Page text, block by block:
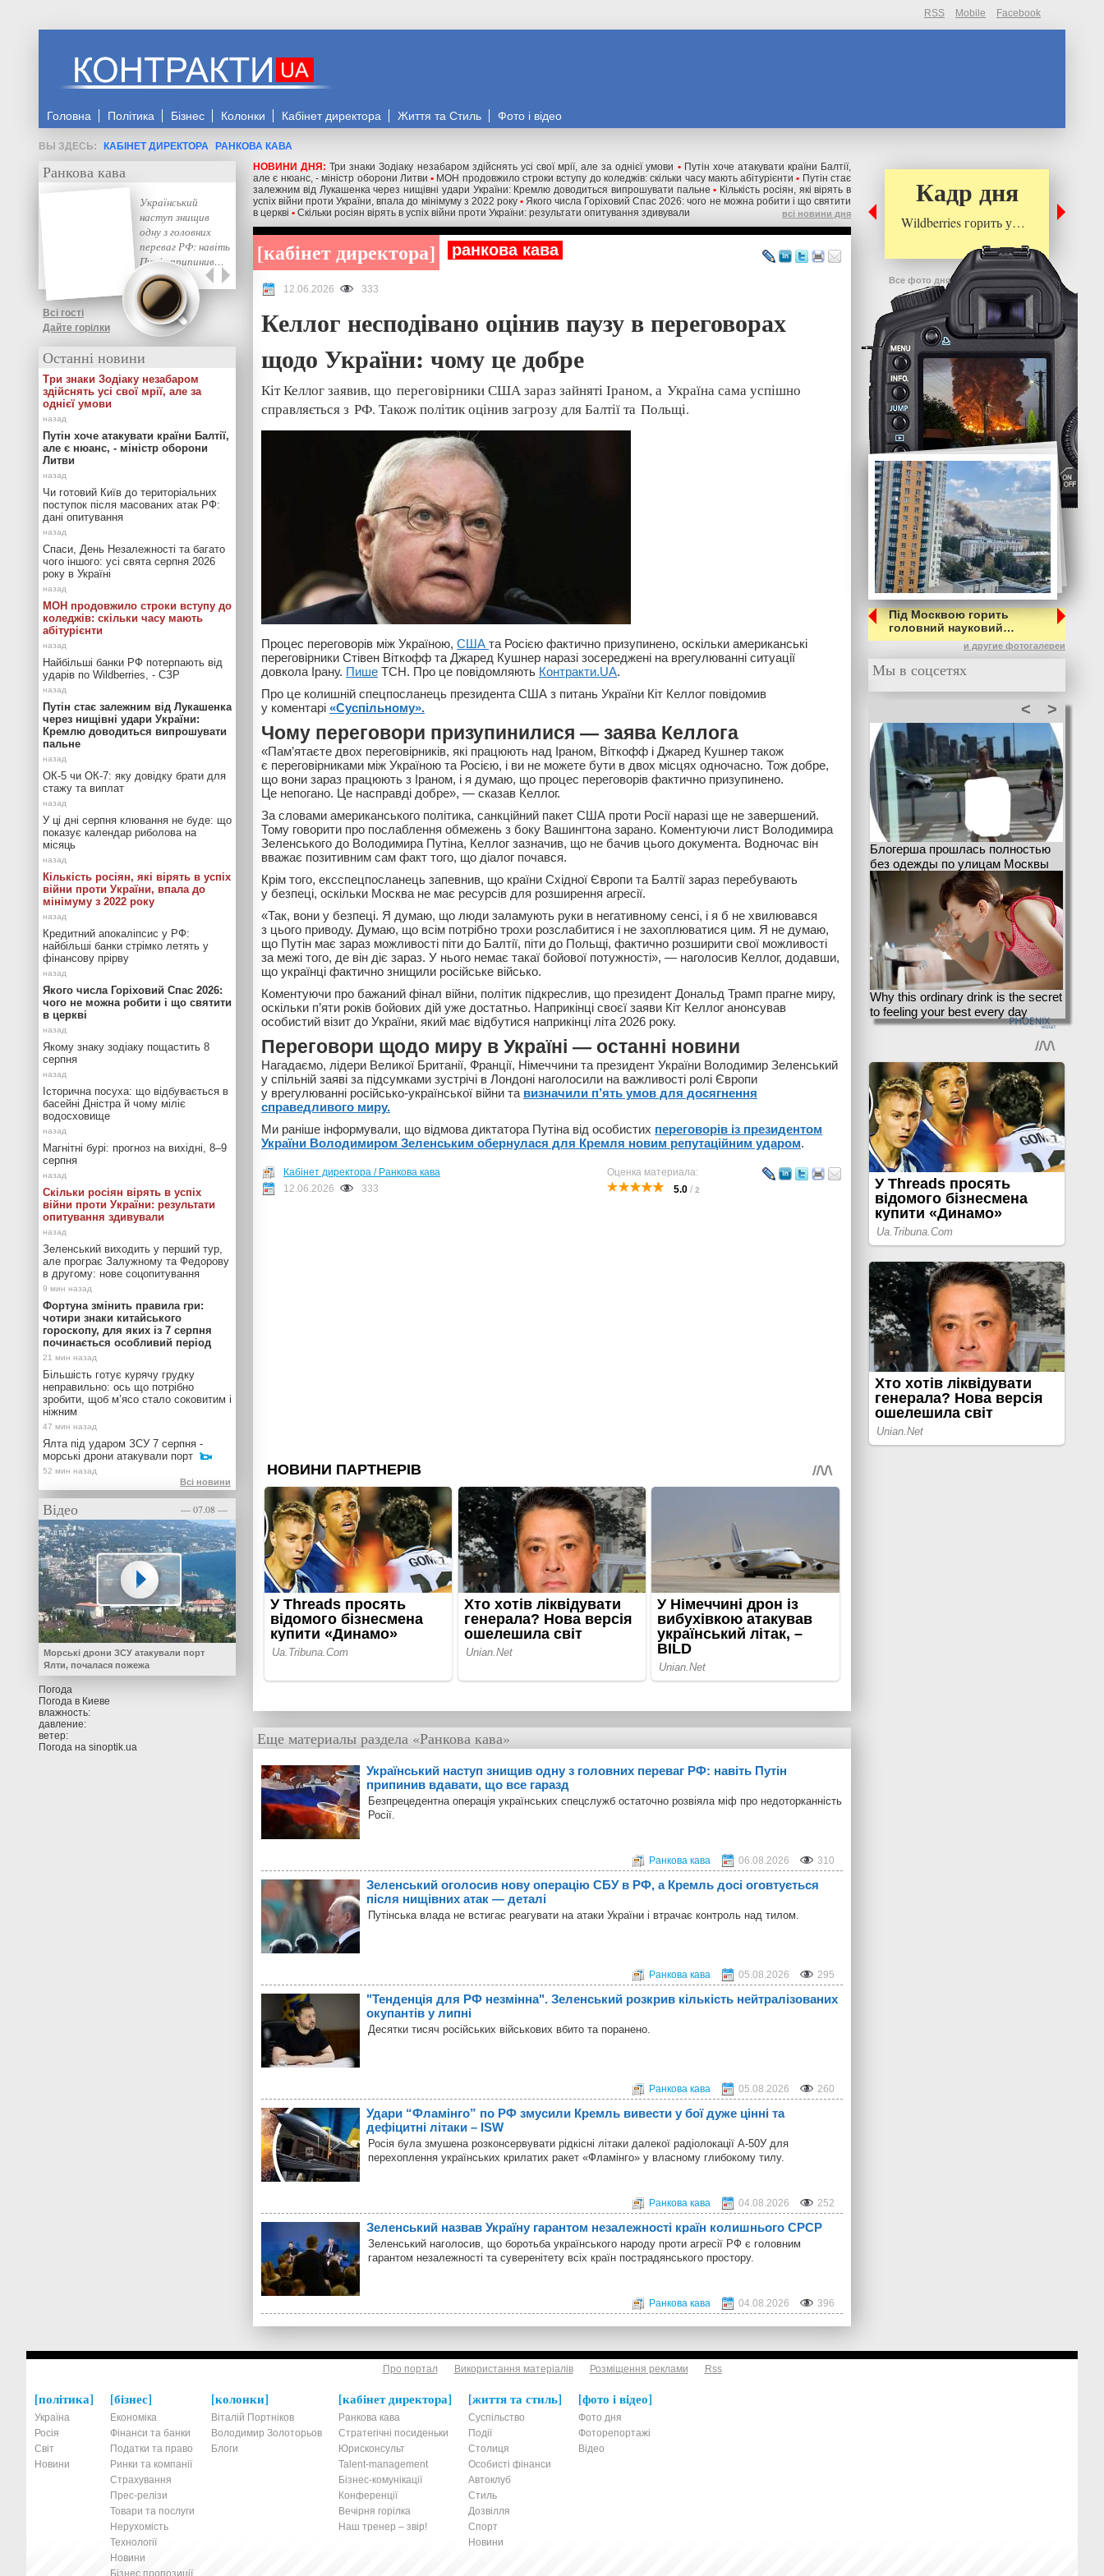
RSS Mobile Facebook
Головна Політика Бізнес Колонки Кабінет директора Життя та Стиль Фото і відео
КАБІНЕТ ДИРЕКТОРА
РАНКОВА КАВА
НОВИНИ ДНЯ:Три знаки Зодіаку незабаром здійснять усі свої мрії, але за однієї умови • Путін хоче атакувати країни Балтії,
але є нюанс, - міністр оборони Литви • МОН продовжило строки вступу до коледжів: скільки часу мають абітурієнти • Путін стає
залежним від Лукашенка через нищівні удари України: Кремлю доводиться випрошувати пальне • Кількість росіян, які вірять в
успіх війни проти України, впала до мінімуму з 2022 року • Якого числа Горіховий Спас 2026: чого не можна робити і що святити
в церкві • Скільки росіян вірять в успіх війни проти України: результати опитування здивували всі новини дня
кабінет директора ранкова кава
12.06.2026 333
Келлог несподівано оцінив паузу в переговорах
щодо України: чому це добре
Кіт Келлог заявив, що переговірники США зараз зайняті Іраном, а Україна сама успішно
справляється з РФ. Також політик оцінив загрозу для Балтії та Польщі.
Процес переговорів між Україною, США та Росією фактично призупинено, оскільки американські
переговірники Стівен Віткофф та Джаред Кушнер наразі зосереджені на врегулюванні ситуації
довкола Ірану. Пише ТСН. Про це повідомляють Контракти.UA.
Про це колишній спецпосланець президента США з питань України Кіт Келлог повідомив
у коментарі «Суспільному».
Чому переговори призупинилися — заява Келлога
«Пам’ятаєте двох переговірників, які працюють над Іраном, Віткофф і Джаред Кушнер також
є переговірниками між Україною та Росією, і ви не можете бути в двох місцях одночасно. Тож добре,
що вони зараз працюють з Іраном, і я думаю, що процес переговорів фактично призупинено.
Це непогано. Це насправді добре», — сказав Келлог.
За словами американського політика, санкційний пакет США проти Росії наразі ще не завершений.
Тому говорити про послаблення обмежень з боку Вашингтона зарано. Коментуючи лист Володимира
Зеленського до Володимира Путіна, Келлог зазначив, що не бачив цього документа. Водночас він
вважає позитивним сам факт того, що діалог почався.
Крім того, ексспецпосланець запевнив, що країни Східної Європи та Балтії зараз перебувають
у безпеці, оскільки Москва не має ресурсів для розширення агресії.
«Так, вони у безпеці. Я думаю, що люди заламують руки в негативному сенсі, і я б не хвилювався
з цього приводу. Думаю, що всім потрібно трохи розслабитися і не захоплюватися цим. Я не думаю,
що Путін має зараз можливості піти до Балтії, піти до Польщі, фактично розширити свої можливості
за межі того, де він діє зараз. У нього немає такаї бойової потужності», — наголосив Келлог, додавши,
що українці фактично знищили російське військо.
Коментуючи про бажаний фінал війни, політик підкреслив, що президент Дональд Трамп прагне миру,
оскільки п’яти років бойових дій уже достатньо. Наприкінці своєї заяви Кіт Келлог анонсував
особистий візит до України, який має відбутися наприкінці літа 2026 року.
Переговори щодо миру в Україні — останні новини
Нагадаємо, лідери Великої Британії, Франції, Німеччини та президент України Володимир Зеленський
у спільній заяві за підсумками зустрічі в Лондоні наголосили на важливості ролі Європи
у врегулюванні російсько-української війни та визначили п’ять умов для досягнення
справедливого миру.
Ми раніше інформували, що відмова диктатора Путіна від особистих переговорів із президентом
України Володимиром Зеленським обернулася для Кремля новим репутаційним ударом.
Оценка материала:
5.0 / 2
Кабінет директора / Ранкова кава
12.06.2026
333
Еще материалы раздела «Ранкова кава»
Український наступ знищив одну з головних переваг РФ: навіть Путін
припинив вдавати, що все гаразд
Безпрецедентна операція українських спецслужб остаточно розвіяла міф про недоторканність
Росії.
Ранкова кава 06.08.2026 310
Зеленський оголосив нову операцію СБУ в РФ, а Кремль досі оговтується
після нищівних атак — деталі
Путінська влада не встигає реагувати на атаки України і втрачає контроль над тилом.
Ранкова кава 05.08.2026 295
"Тенденція для РФ незмінна". Зеленський розкрив кількість нейтралізованих
окупантів у липні
Десятки тисяч російських військових вбито та поранено.
Ранкова кава 05.08.2026 260
Удари “Фламінго” по РФ змусили Кремль вивести у бої дуже цінні та
дефіцитні літаки – ISW
Росія була змушена розконсервувати рідкісні літаки далекої радіолокації А-50У для
перехоплення українських крилатих ракет «Фламінго» у власному глибокому тилу.
Ранкова кава 04.08.2026 252
Зеленський назвав Україну гарантом незалежності країн колишнього СРСР
Зеленський наголосив, що боротьба українського народу проти агресії РФ є головним
гарантом незалежності та суверенітету всіх країн пострадянського простору.
Ранкова кава 04.08.2026 396
Ранкова кава
Український
наступ знищив
одну з головних
переваг РФ: навіть
Путін припинив…
Всі гості
Дайте горілки
Останні новини
Три знаки Зодіаку незабаром
здійснять усі свої мрії, але за
однієї умови
Путін хоче атакувати країни Балтії,
але є нюанс, - міністр оборони
Литви
Чи готовий Київ до територіальних
поступок після масованих атак РФ:
дані опитування
Спаси, День Незалежності та багато
чого іншого: усі свята серпня 2026
року в Україні
МОН продовжило строки вступу до
коледжів: скільки часу мають
абітурієнти
Найбільші банки РФ потерпають від
ударів по Wildberries, - СЗР
Путін стає залежним від Лукашенка
через нищівні удари України:
Кремлю доводиться випрошувати
пальне
ОК-5 чи ОК-7: яку довідку брати для
стажу та виплат
У ці дні серпня клювання не буде: що
показує календар риболова на
місяць
Кількість росіян, які вірять в успіх
війни проти України, впала до
мінімуму з 2022 року
Кредитний апокаліпсис у РФ:
найбільші банки стрімко летять у
фінансову прірву
Якого числа Горіховий Спас 2026:
чого не можна робити і що святити
в церкві
Якому знаку зодіаку пощастить 8
серпня
Історична посуха: що відбувається в
басейні Дністра й чому міліє
водосховище
Магнітні бурі: прогноз на вихідні, 8–9
серпня
Скільки росіян вірять в успіх
війни проти України: результати
опитування здивували
Зеленський виходить у перший тур,
але програє Залужному та Федорову
в другому: нове соцопитування
Фортуна змінить правила гри:
чотири знаки китайського
гороскопу, для яких із 7 серпня
починається особливий період
Більшість готує курячу грудку
неправильно: ось що потрібно
зробити, щоб м’ясо стало соковитим і
ніжним
Ялта під ударом ЗСУ 7 серпня -
морські дрони атакували порт
Всі новини
Відео — 07.08 —
Морські дрони ЗСУ атакували порт
Ялти, почалася пожежа
Погода
Погода в Киеве
влажность:
давление:
ветер:
Погода на sinoptik.ua
Кадр дня
Wildberries горить у…
Все фото дня
Під Москвою горить
головний науковий…
и другие фотогалереи
Мы в соцсетях
>
<
Блогерша прошлась полностью
без одежды по улицам Москвы
Why this ordinary drink is the secret
to feeling your best every day
Про портал Використання матеріалів Розміщення реклами Rss
політика
Україна
Росія
Світ
Новини
бізнес
Економіка
Фінанси та банки
Податки та право
Ринки та компанії
Страхування
Прес-релізи
Товари та послуги
Нерухомість
Технології
Новини
Бізнес пропозиції
колонки
Віталій Портніков
Володимир Золоторьов
Блоги
кабінет директора
Ранкова кава
Стратегічні посиденьки
Юрисконсульт
Talent-management
Бізнес-комунікації
Конференції
Вечірня горілка
Наш тренер – звір!
життя та стиль
Суспільство
Події
Столиця
Особисті фінанси
Автоклуб
Стиль
Дозвілля
Спорт
Новини
фото і відео
Фото дня
Фоторепортажі
Відео